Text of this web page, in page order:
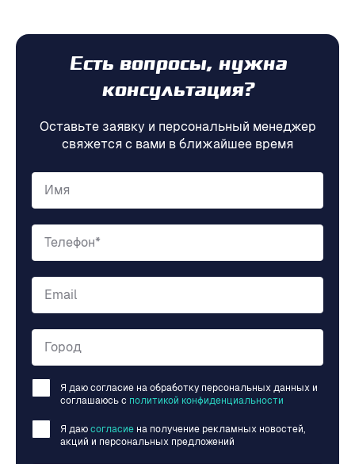
Есть вопросы, нужна
консультация?
Оставьте заявку и персональный менеджер
свяжется с вами в ближайшее время
Имя
Телефон*
Email
Город
Я даю согласие на обработку персональных данных и
соглашаюсь c политикой конфиденциальности
Я даю согласие на получение рекламных новостей,
акций и персональных предложений